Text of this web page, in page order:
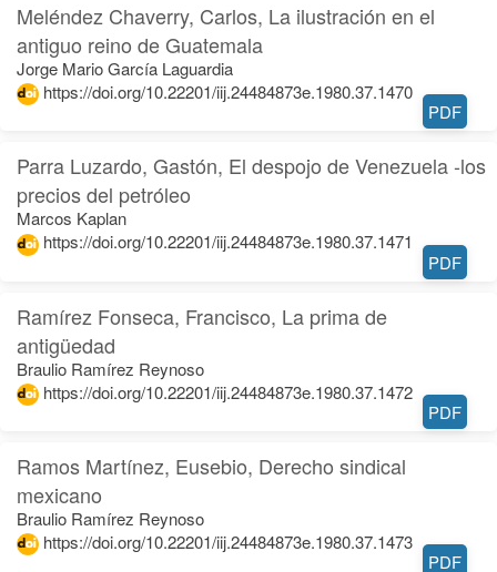
Meléndez Chaverry, Carlos, La ilustración en el
antiguo reino de Guatemala
Jorge Mario García Laguardia
https://doi.org/10.22201/iij.24484873e.1980.37.1470
PDF
Parra Luzardo, Gastón, El despojo de Venezuela -los
precios del petróleo
Marcos Kaplan
https://doi.org/10.22201/iij.24484873e.1980.37.1471
PDF
Ramírez Fonseca, Francisco, La prima de
antigüedad
Braulio Ramírez Reynoso
https://doi.org/10.22201/iij.24484873e.1980.37.1472
PDF
Ramos Martínez, Eusebio, Derecho sindical
mexicano
Braulio Ramírez Reynoso
https://doi.org/10.22201/iij.24484873e.1980.37.1473
PDF